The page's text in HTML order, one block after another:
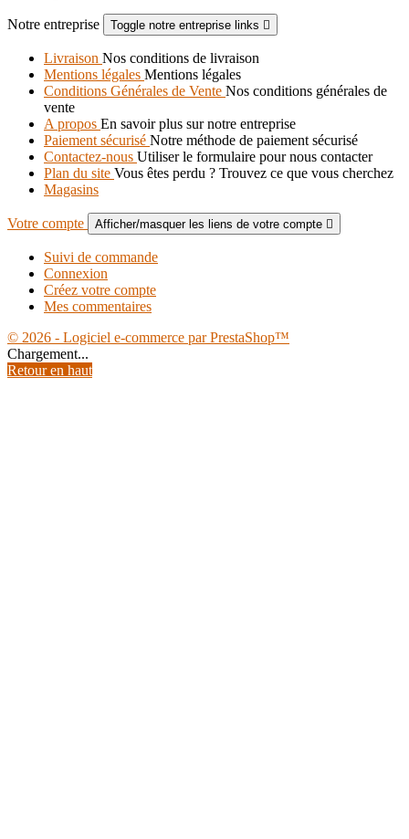
Notre entreprise Toggle notre entreprise links 
Livraison Nos conditions de livraison
Mentions légales Mentions légales
Conditions Générales de Vente Nos conditions générales de
vente
A propos En savoir plus sur notre entreprise
Paiement sécurisé Notre méthode de paiement sécurisé
Contactez-nous Utiliser le formulaire pour nous contacter
Plan du site Vous êtes perdu ? Trouvez ce que vous cherchez
Magasins
Votre compte Afficher/masquer les liens de votre compte 
Suivi de commande
Connexion
Créez votre compte
Mes commentaires
© 2026 - Logiciel e-commerce par PrestaShop™
Chargement...
Retour en haut